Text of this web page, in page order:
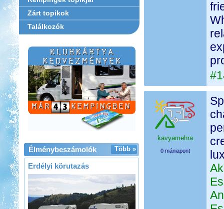
Zárt topikok
Találkozók
Több »
Élménybeszámolók
Erdélyi körutazás
kavyamehra
0 mániapont